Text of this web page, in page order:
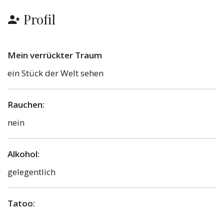
Profil
Mein verrückter Traum
ein Stück der Welt sehen
Rauchen:
nein
Alkohol:
gelegentlich
Tatoo: